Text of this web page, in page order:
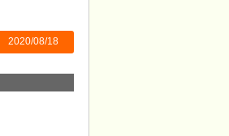
2020/08/18